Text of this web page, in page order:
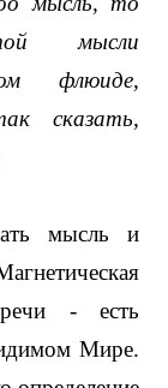
мысли
флюиде,
сказать,
мысль и
речи - есть
Мире.